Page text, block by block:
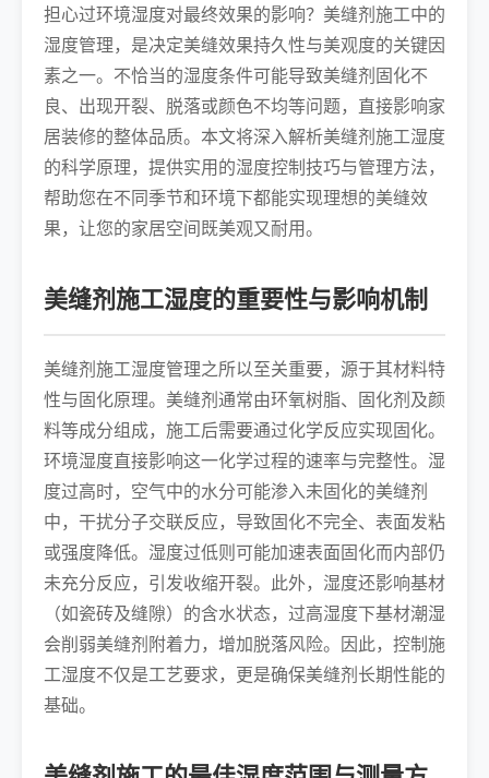
担心过环境湿度对最终效果的影响？美缝剂施工中的
湿度管理，是决定美缝效果持久性与美观度的关键因
素之一。不恰当的湿度条件可能导致美缝剂固化不
良、出现开裂、脱落或颜色不均等问题，直接影响家
居装修的整体品质。本文将深入解析美缝剂施工湿度
的科学原理，提供实用的湿度控制技巧与管理方法，
帮助您在不同季节和环境下都能实现理想的美缝效
果，让您的家居空间既美观又耐用。
美缝剂施工湿度的重要性与影响机制
美缝剂施工湿度管理之所以至关重要，源于其材料特
性与固化原理。美缝剂通常由环氧树脂、固化剂及颜
料等成分组成，施工后需要通过化学反应实现固化。
环境湿度直接影响这一化学过程的速率与完整性。湿
度过高时，空气中的水分可能渗入未固化的美缝剂
中，干扰分子交联反应，导致固化不完全、表面发粘
或强度降低。湿度过低则可能加速表面固化而内部仍
未充分反应，引发收缩开裂。此外，湿度还影响基材
（如瓷砖及缝隙）的含水状态，过高湿度下基材潮湿
会削弱美缝剂附着力，增加脱落风险。因此，控制施
工湿度不仅是工艺要求，更是确保美缝剂长期性能的
基础。